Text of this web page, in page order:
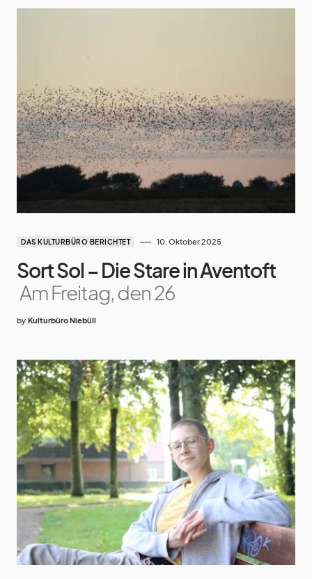
DAS KULTURBÜRO BERICHTET 10. Oktober 2025
Sort Sol – Die Stare in Aventoft
Am Freitag, den 26
by Kulturbüro Niebüll